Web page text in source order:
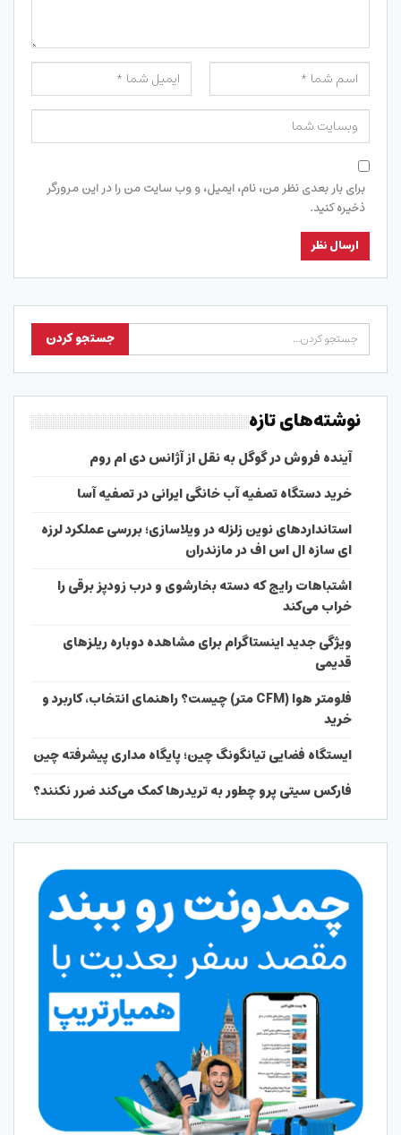
برای بار بعدی نظر من، نام، ایمیل، و وب سایت من را در این مرورگر
ذخیره کنید.
نوشته‌های تازه
آینده فروش در گوگل به نقل از آژانس دی ام روم
خرید دستگاه تصفیه آب خانگی ایرانی در تصفیه آسا
استانداردهای نوین زلزله در ویلاسازی؛ بررسی عملکرد لرزه
ای سازه ال اس اف در مازندران
اشتباهات رایج که دسته بخارشوی و درب زودپز برقی را
خراب می‌کند
ویژگی جدید اینستاگرام برای مشاهده دوباره ریلزهای
قدیمی
فلومتر هوا (CFM متر) چیست؟ راهنمای انتخاب، کاربرد و
خرید
ایستگاه فضایی تیانگونگ چین؛ پایگاه مداری پیشرفته چین
فارکس سیتی پرو چطور به تریدرها کمک می‌کند ضرر نکنند؟